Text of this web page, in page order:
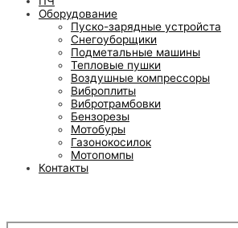
Оборудование
Пуско-зарядные устройста
Снегоуборщики
Подметальные машины
Тепловые пушки
Воздушные компрессоры
Виброплиты
Вибротрамбовки
Бензорезы
Мотобуры
Газонокосилок
Мотопомпы
Контакты